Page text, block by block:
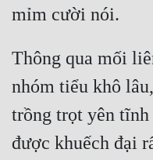
Thông qua mối
nhóm tiểu khô
trồng trọt yên
được khuếch đại